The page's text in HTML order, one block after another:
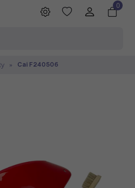
0
Cai F240506